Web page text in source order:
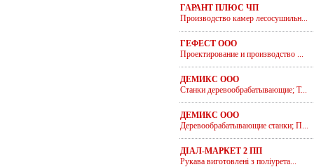
ГАРАНТ ПЛЮС ЧП
Производство камер лесосушильн...
ГЕФЕСТ ООО
Проектирование и производство ...
ДЕМИКС ООО
Станки деревообрабатывающие; Т...
ДЕМИКС ООО
Деревообрабатывающие станки; П...
ДІАЛ-МАРКЕТ 2 ПП
Рукава виготовлені з поліурета...